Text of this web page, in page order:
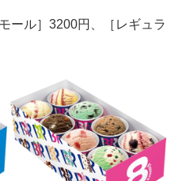
モール］3200円、［レギュラ